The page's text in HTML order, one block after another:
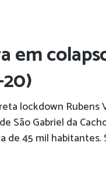
em
lockdown Rubens
São Gabriel da
de 45 mil habitantes.